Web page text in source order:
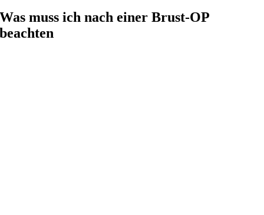
Was muss ich nach einer Brust-OP
beachten